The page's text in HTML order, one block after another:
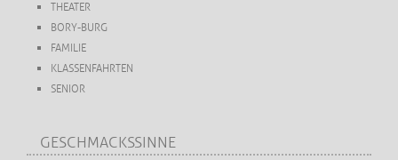
THEATER
BORY-BURG
FAMILIE
KLASSENFAHRTEN
SENIOR
GESCHMACKSSINNE